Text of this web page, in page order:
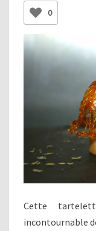
0
Cette
incontournable